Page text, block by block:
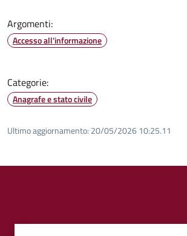
Argomenti:
Accesso all'informazione
Categorie:
Anagrafe e stato civile
Ultimo aggiornamento: 20/05/2026 10:25.11